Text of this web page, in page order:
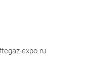
expo.ru